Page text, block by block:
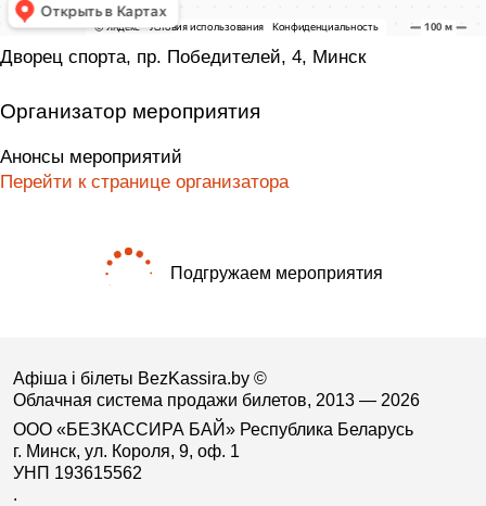
Дворец спорта, пр. Победителей, 4, Минск
Организатор мероприятия
Анонсы мероприятий
Перейти к странице организатора
Подгружаем мероприятия
Афіша і білеты BezKassira.by ©
Облачная система продажи билетов, 2013 — 2026
ООО «БЕЗКАССИРА БАЙ» Республика Беларусь
г. Минск, ул. Короля, 9, оф. 1
УНП 193615562
.